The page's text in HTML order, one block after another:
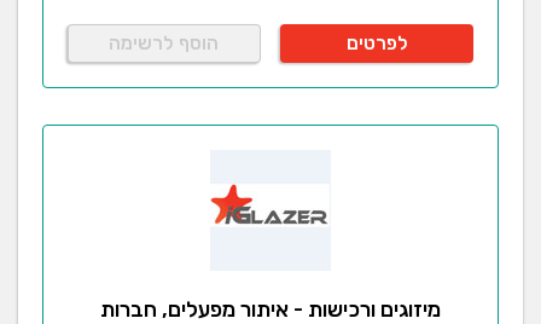
לפרטים הוסף לרשימה
מיזוגים ורכישות - איתור מפעלים, חברות